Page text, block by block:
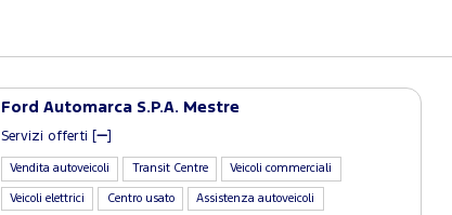
Ford Automarca S.P.A. Mestre
Servizi offerti [ ]
Vendita autoveicoli Transit Centre Veicoli commerciali
Veicoli elettrici Centro usato Assistenza autoveicoli